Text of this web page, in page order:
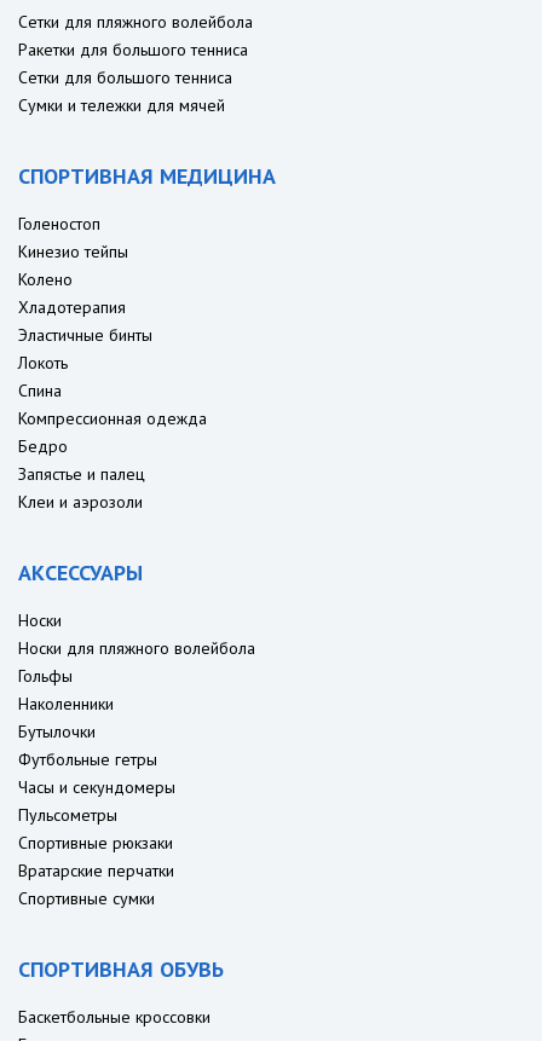
Сетки для пляжного волейбола
Ракетки для большого тенниса
Сетки для большого тенниса
Сумки и тележки для мячей
СПОРТИВНАЯ МЕДИЦИНА
Голеностоп
Кинезио тейпы
Колено
Хладотерапия
Эластичные бинты
Локоть
Спина
Компрессионная одежда
Бедро
Запястье и палец
Клеи и аэрозоли
АКСЕССУАРЫ
Носки
Носки для пляжного волейбола
Гольфы
Наколенники
Бутылочки
Футбольные гетры
Часы и секундомеры
Пульсометры
Спортивные рюкзаки
Вратарские перчатки
Спортивные сумки
СПОРТИВНАЯ ОБУВЬ
Баскетбольные кроссовки